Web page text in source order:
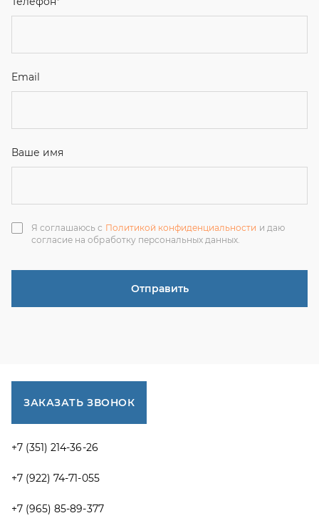
Каталог запчастей
+7 (351) 214-36-26
+7 (922) 74-71-055